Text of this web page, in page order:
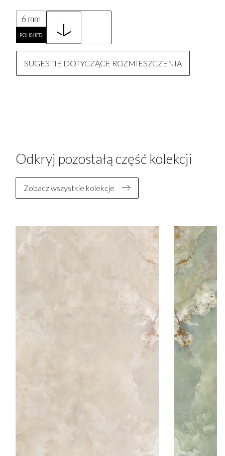
SUGESTIE DOTYCZĄCE ROZMIESZCZENIA
Odkryj pozostałą część kolekcji
Zobacz wszystkie kolekcje